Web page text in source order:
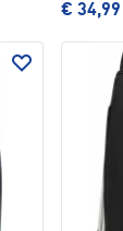
€ 34,99